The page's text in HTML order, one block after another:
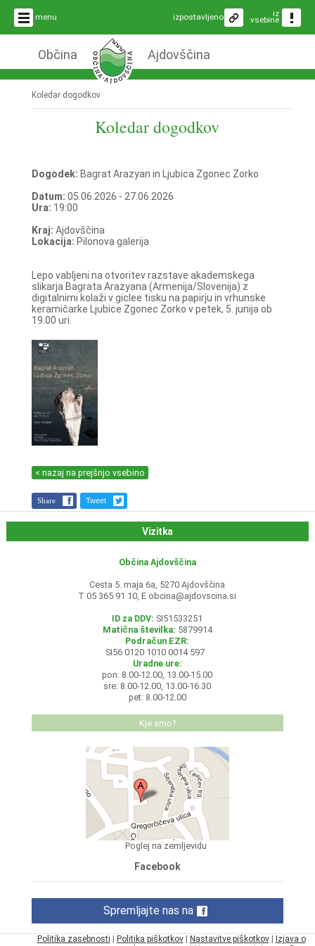
menu iz
vsebine
izpostavljeno
Občina Ajdovščina
Koledar dogodkov
Koledar dogodkov
Dogodek: Bagrat Arazyan in Ljubica Zgonec Zorko
Datum: 05.06.2026 - 27.06.2026
Ura: 19:00
Kraj: Ajdovščina
Lokacija: Pilonova galerija
Lepo vabljeni na otvoritev razstave akademskega
slikarja Bagrata Arazyana (Armenija/Slovenija) z
digitalnimi kolaži v giclee tisku na papirju in vrhunske
keramičarke Ljubice Zgonec Zorko v petek, 5. junija ob
19.00 uri.
< nazaj na prejšnjo vsebino
Share Tweet
Vizitka
Občina Ajdovščina
Cesta 5. maja 6a, 5270 Ajdovščina
T 05 365 91 10, E obcina@ajdovscina.si
ID za DDV: SI51533251
Matična številka: 5879914
Podračun EZR:
SI56 0120 1010 0014 597
Uradne ure:
pon: 8.00-12.00, 13.00-15.00
sre: 8.00-12.00, 13.00-16.30
pet: 8.00-12.00
Kje smo?
Poglej na zemljevidu
Facebook
Spremljajte nas na
Politika zasebnosti Politika piškotkov| Nastavitve piškotkov|
Izjava o